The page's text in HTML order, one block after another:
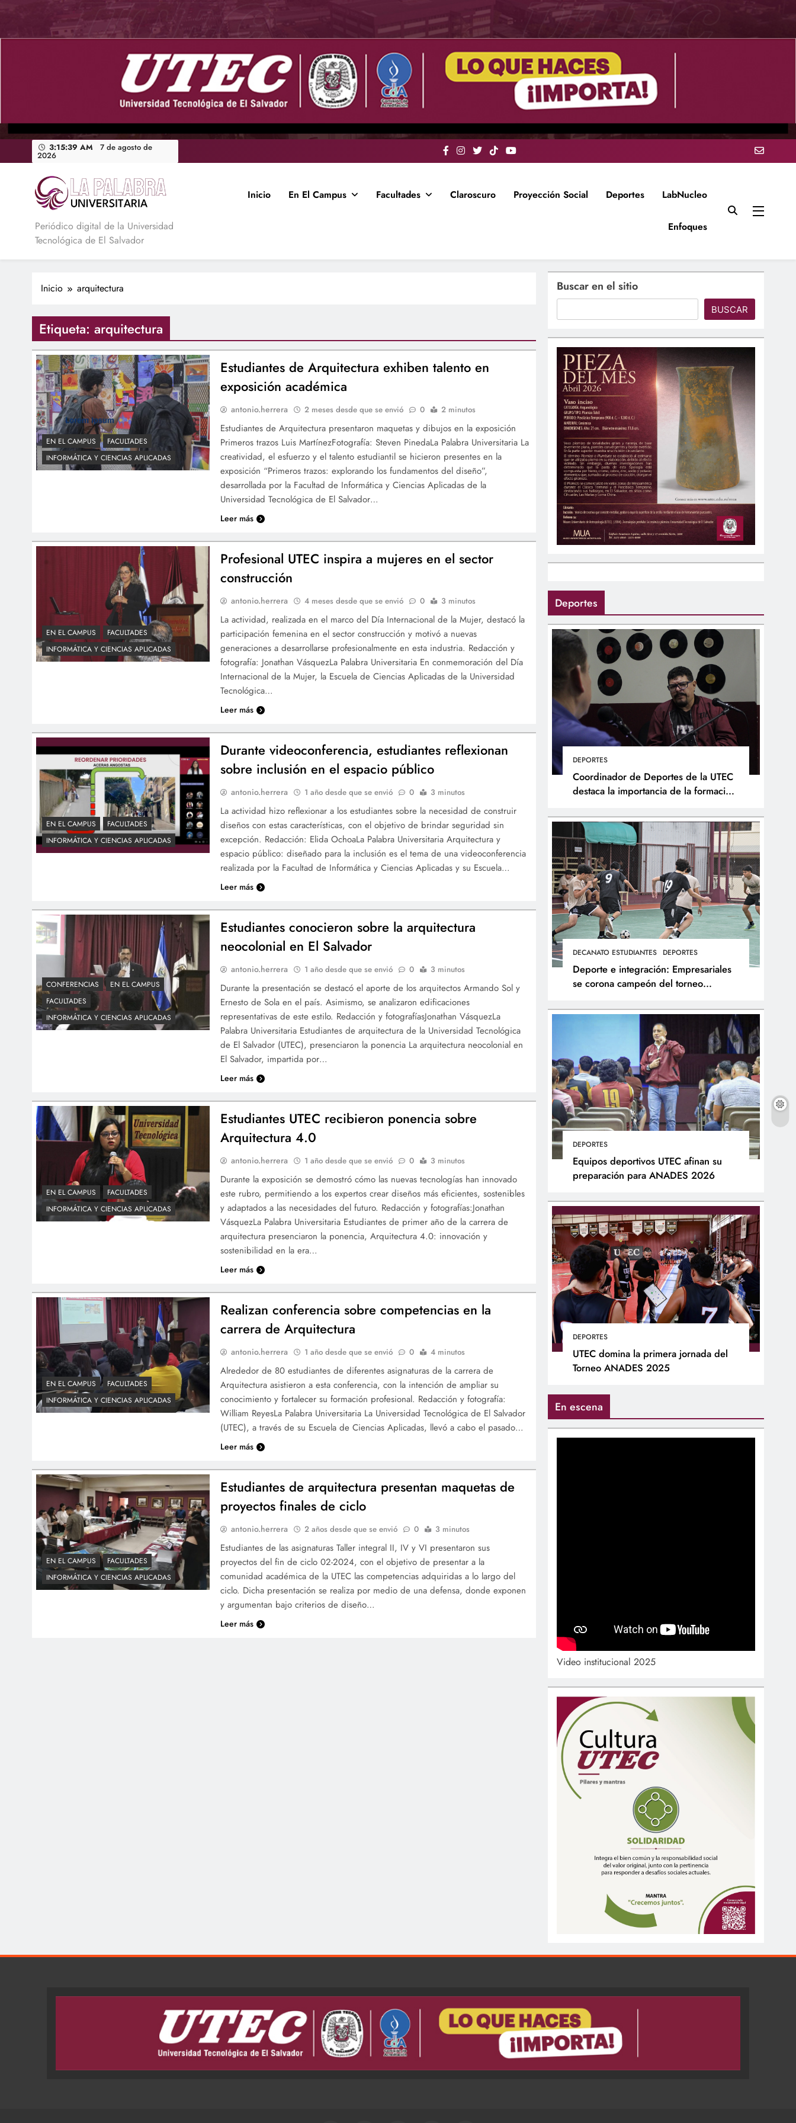
contenido
3:15:40 AM 7 de agosto de
2026
La Palabra Universitaria
Periódico digital de la Universidad
Tecnológica de El Salvador
Inicio En El Campus Facultades Claroscuro Proyección Social Deportes LabNucleo
Enfoques
Inicio arquitectura
Etiqueta: arquitectura
EN EL CAMPUS
FACULTADES
INFORMÁTICA Y CIENCIAS APLICADAS
Estudiantes de Arquitectura exhiben talento en
exposición académica
antonio.herrera 2 meses desde que se envió 0 2 minutos
Estudiantes de Arquitectura presentaron maquetas y dibujos en la exposición
Primeros trazos Luis MartínezFotografía: Steven PinedaLa Palabra Universitaria La
creatividad, el esfuerzo y el talento estudiantil se hicieron presentes en la
exposición “Primeros trazos: explorando los fundamentos del diseño”,
desarrollada por la Facultad de Informática y Ciencias Aplicadas de la
Universidad Tecnológica de El Salvador…
Leer más
EN EL CAMPUS
FACULTADES
INFORMÁTICA Y CIENCIAS APLICADAS
Profesional UTEC inspira a mujeres en el sector
construcción
antonio.herrera 4 meses desde que se envió 0 3 minutos
La actividad, realizada en el marco del Día Internacional de la Mujer, destacó la
participación femenina en el sector construcción y motivó a nuevas
generaciones a desarrollarse profesionalmente en esta industria. Redacción y
fotografía: Jonathan VásquezLa Palabra Universitaria En conmemoración del Día
Internacional de la Mujer, la Escuela de Ciencias Aplicadas de la Universidad
Tecnológica…
Leer más
EN EL CAMPUS
FACULTADES
INFORMÁTICA Y CIENCIAS APLICADAS
Durante videoconferencia, estudiantes reflexionan
sobre inclusión en el espacio público
antonio.herrera 1 año desde que se envió 0 3 minutos
La actividad hizo reflexionar a los estudiantes sobre la necesidad de construir
diseños con estas características, con el objetivo de brindar seguridad sin
excepción. Redacción: Elida OchoaLa Palabra Universitaria Arquitectura y
espacio público: diseñado para la inclusión es el tema de una videoconferencia
realizada por la Facultad de Informática y Ciencias Aplicadas y su Escuela…
Leer más
CONFERENCIAS
EN EL CAMPUS
FACULTADES
INFORMÁTICA Y CIENCIAS APLICADAS
Estudiantes conocieron sobre la arquitectura
neocolonial en El Salvador
antonio.herrera 1 año desde que se envió 0 3 minutos
Durante la presentación se destacó el aporte de los arquitectos Armando Sol y
Ernesto de Sola en el país. Asimismo, se analizaron edificaciones
representativas de este estilo. Redacción y fotografíasJonathan VásquezLa
Palabra Universitaria Estudiantes de arquitectura de la Universidad Tecnológica
de El Salvador (UTEC), presenciaron la ponencia La arquitectura neocolonial en
El Salvador, impartida por…
Leer más
EN EL CAMPUS
FACULTADES
INFORMÁTICA Y CIENCIAS APLICADAS
Estudiantes UTEC recibieron ponencia sobre
Arquitectura 4.0
antonio.herrera 1 año desde que se envió 0 3 minutos
Durante la exposición se demostró cómo las nuevas tecnologías han innovado
este rubro, permitiendo a los expertos crear diseños más eficientes, sostenibles
y adaptados a las necesidades del futuro. Redacción y fotografías:Jonathan
VásquezLa Palabra Universitaria Estudiantes de primer año de la carrera de
arquitectura presenciaron la ponencia, Arquitectura 4.0: innovación y
sostenibilidad en la era…
Leer más
EN EL CAMPUS
FACULTADES
INFORMÁTICA Y CIENCIAS APLICADAS
Realizan conferencia sobre competencias en la
carrera de Arquitectura
antonio.herrera 1 año desde que se envió 0 4 minutos
Alrededor de 80 estudiantes de diferentes asignaturas de la carrera de
Arquitectura asistieron a esta conferencia, con la intención de ampliar su
conocimiento y fortalecer su formación profesional. Redacción y fotografía:
William ReyesLa Palabra Universitaria La Universidad Tecnológica de El Salvador
(UTEC), a través de su Escuela de Ciencias Aplicadas, llevó a cabo el pasado…
Leer más
EN EL CAMPUS
FACULTADES
INFORMÁTICA Y CIENCIAS APLICADAS
Estudiantes de arquitectura presentan maquetas de
proyectos finales de ciclo
antonio.herrera 2 años desde que se envió 0 3 minutos
Estudiantes de las asignaturas Taller integral II, IV y VI presentaron sus
proyectos del fin de ciclo 02-2024, con el objetivo de presentar a la
comunidad académica de la UTEC las competencias adquiridas a lo largo del
ciclo. Dicha presentación se realiza por medio de una defensa, donde exponen
y argumentan bajo criterios de diseño…
Leer más
Buscar en el sitio
BUSCAR
Deportes
DEPORTES
Coordinador de Deportes de la UTEC
destaca la importancia de la formación
DECANATO ESTUDIANTES DEPORTES
Deporte e integración: Empresariales
se corona campeón del torneo
DEPORTES
Equipos deportivos UTEC afinan su
preparación para ANADES 2026
DEPORTES
UTEC domina la primera jornada del
Torneo ANADES 2025
En escena
Video institucional 2025